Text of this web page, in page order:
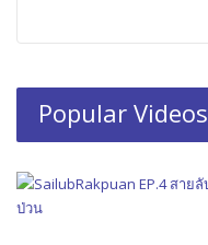
Popular Videos